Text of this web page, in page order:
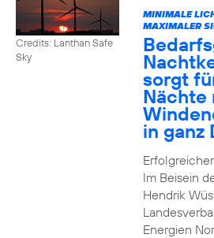
Credits: Lanthan Safe
Sky
MINIMALE
MAXIMALER
sorgt
Nächte
in ganz
Im Beisein
Hendrik
Energien